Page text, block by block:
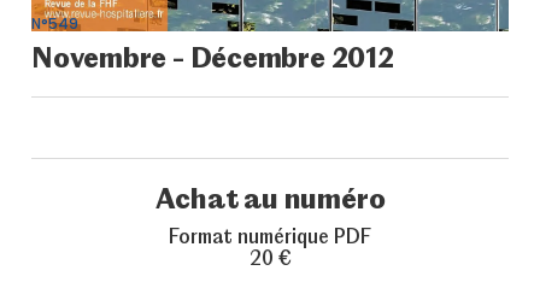
N°549
Novembre - Décembre 2012
Achat au numéro
Format numérique PDF
20 €